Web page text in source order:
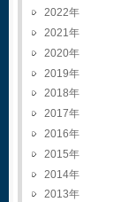
2022
2021
2020
2019
2018
2017
2016
2015
2014
2013